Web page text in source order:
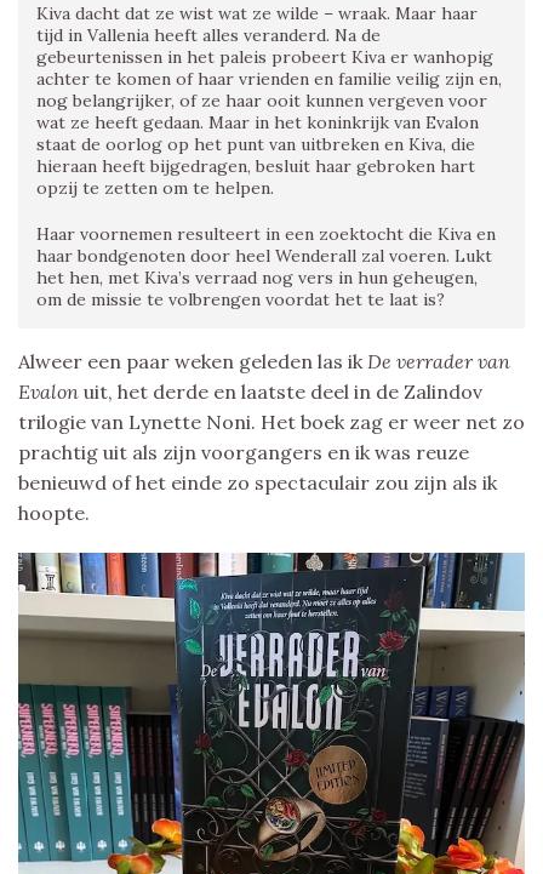
Kiva dacht dat ze wist wat ze wilde – wraak. Maar haar
tijd in Vallenia heeft alles veranderd. Na de
gebeurtenissen in het paleis probeert Kiva er wanhopig
achter te komen of haar vrienden en familie veilig zijn en,
nog belangrijker, of ze haar ooit kunnen vergeven voor
wat ze heeft gedaan. Maar in het koninkrijk van Evalon
staat de oorlog op het punt van uitbreken en Kiva, die
hieraan heeft bijgedragen, besluit haar gebroken hart
opzij te zetten om te helpen.
Haar voornemen resulteert in een zoektocht die Kiva en
haar bondgenoten door heel Wenderall zal voeren. Lukt
het hen, met Kiva’s verraad nog vers in hun geheugen,
om de missie te volbrengen voordat het te laat is?
Alweer een paar weken geleden las ik De verrader van
Evalon uit, het derde en laatste deel in de Zalindov
trilogie van Lynette Noni. Het boek zag er weer net zo
prachtig uit als zijn voorgangers en ik was reuze
benieuwd of het einde zo spectaculair zou zijn als ik
hoopte.